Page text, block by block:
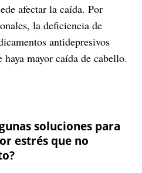
afectar la caída. Por
la deficiencia de
antidepresivos
mayor caída de cabello.
soluciones para
estrés que no